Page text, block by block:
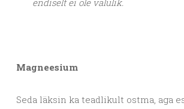
endiselt ei ole valulik.
Magneesium
Seda läksin ka teadlikult ostma, aga